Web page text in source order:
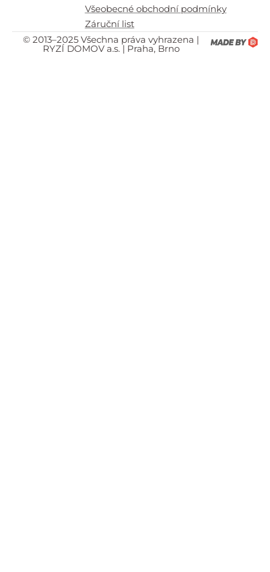
Všeobecné obchodní podmínky
Záruční list
© 2013–2025 Všechna práva vyhrazena |
RYZÍ DOMOV a.s. | Praha, Brno